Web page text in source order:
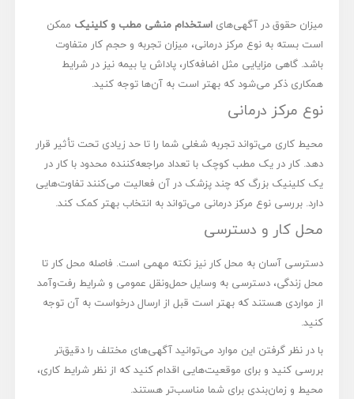
میزان حقوق در آگهی‌هایاستخدام منشی مطب و کلینیک ممکن
است بسته به نوع مرکز درمانی، میزان تجربه و حجم کار متفاوت
باشد. گاهی مزایایی مثل اضافه‌کار، پاداش یا بیمه نیز در شرایط
همکاری ذکر می‌شود که بهتر است به آن‌ها توجه کنید.
نوع مرکز درمانی
محیط کاری می‌تواند تجربه شغلی شما را تا حد زیادی تحت تأثیر قرار
دهد. کار در یک مطب کوچک با تعداد مراجعه‌کننده محدود با کار در
یک کلینیک بزرگ که چند پزشک در آن فعالیت می‌کنند تفاوت‌هایی
دارد. بررسی نوع مرکز درمانی می‌تواند به انتخاب بهتر کمک کند.
محل کار و دسترسی
دسترسی آسان به محل کار نیز نکته مهمی است. فاصله محل کار تا
محل زندگی، دسترسی به وسایل حمل‌ونقل عمومی و شرایط رفت‌وآمد
از مواردی هستند که بهتر است قبل از ارسال درخواست به آن توجه
کنید.
با در نظر گرفتن این موارد می‌توانید آگهی‌های مختلف را دقیق‌تر
بررسی کنید و برای موقعیت‌هایی اقدام کنید که از نظر شرایط کاری،
محیط و زمان‌بندی برای شما مناسب‌تر هستند.